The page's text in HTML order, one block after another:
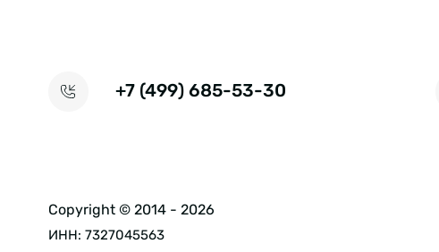
+7 (499) 685-53-30
Copyright © 2014 - 2026
ИНН: 7327045563